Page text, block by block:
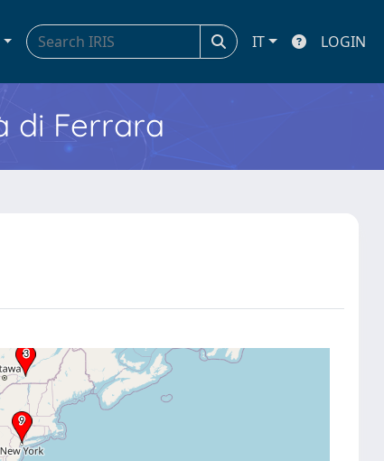
IT LOGIN
di Ferrara